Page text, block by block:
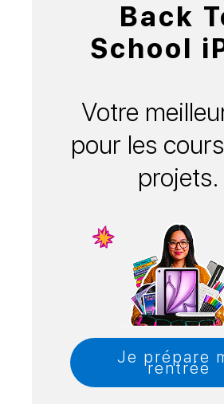
Back
School
Votre
pour les
projets.
Je prépare
rentrée